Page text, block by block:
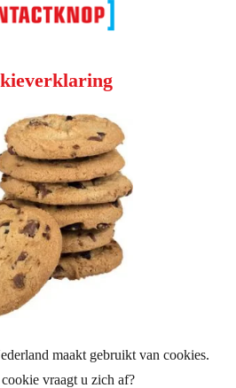
maakt gebruikt van cookies.
vraagt u zich af?